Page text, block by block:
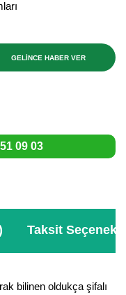
GELİNCE HABER VER
09 03
Taksit
bilinen oldukça şifalı